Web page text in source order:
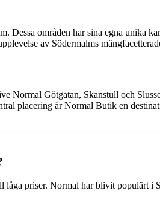
områden har sina egna unika
av Södermalms
Normal Götgatan, Skanstull och
placering är Normal Butik en
priser. Normal har blivit populärt i